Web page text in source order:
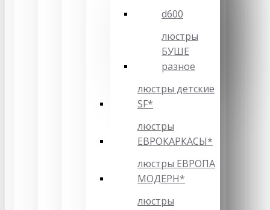
d600
люстры
БУШЕ
разное
люстры детские
SF*
люстры
ЕВРОКАРКАСЫ*
люстры ЕВРОПА
МОДЕРН*
люстры